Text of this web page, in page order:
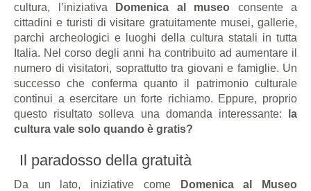
cultura, l’iniziativa
Domenica al museo consente a
cittadini e turisti di visitare gratuitamente musei, gallerie,
parchi archeologici e luoghi della cultura statali in tutta
Italia. Nel corso degli anni ha contribuito ad aumentare il
numero di visitatori, soprattutto tra giovani e famiglie. Un
successo che conferma quanto il patrimonio culturale
continui a esercitare un forte richiamo. Eppure, proprio
questo risultato solleva una domanda interessante: la
cultura vale solo quando è gratis?
Il paradosso della gratuità
Da un lato, iniziative comeDomenica al Museo